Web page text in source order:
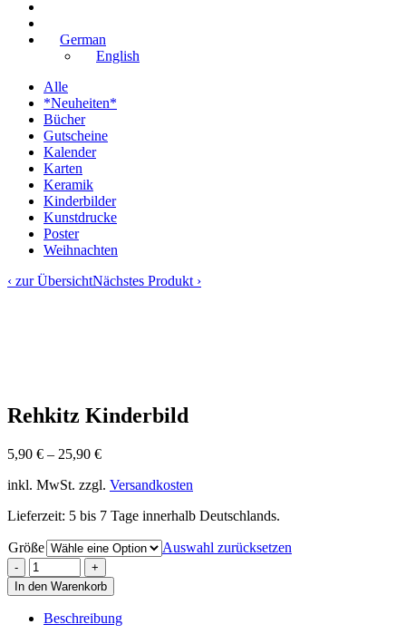
German
English
Alle
*Neuheiten*
Bücher
Gutscheine
Kalender
Karten
Keramik
Kinderbilder
Kunstdrucke
Poster
Weihnachten
‹ zur ÜbersichtNächstes Produkt ›
Rehkitz Kinderbild
5,90 € – 25,90 €
inkl. MwSt. zzgl. Versandkosten
Lieferzeit: 5 bis 7 Tage innerhalb Deutschlands.
Größe Auswahl zurücksetzen
In den Warenkorb
Beschreibung